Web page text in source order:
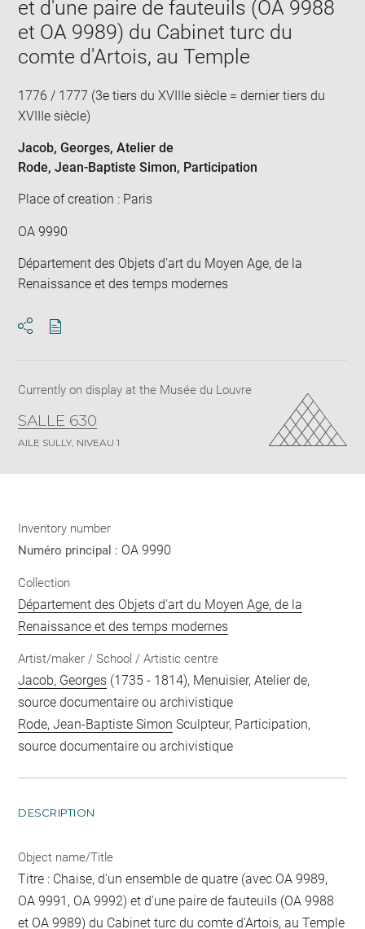
et d'une paire de fauteuils (OA 9988
et OA 9989) du Cabinet turc du
comte d'Artois, au Temple
1776 / 1777 (3e tiers du XVIIIe siècle = dernier tiers du
XVIIIe siècle)
Jacob, Georges, Atelier de
Rode, Jean-Baptiste Simon, Participation
Place of creation : Paris
OA 9990
Département des Objets d'art du Moyen Age, de la
Renaissance et des temps modernes
Currently on display at the Musée du Louvre
SALLE 630
AILE SULLY, NIVEAU 1
Inventory number
Numéro principal : OA 9990
Collection
Département des Objets d'art du Moyen Age, de la
Renaissance et des temps modernes
Artist/maker / School / Artistic centre
Jacob, Georges (1735 - 1814), Menuisier, Atelier de,
source documentaire ou archivistique
Rode, Jean-Baptiste Simon Sculpteur, Participation,
source documentaire ou archivistique
DESCRIPTION
Object name/Title
Titre : Chaise, d'un ensemble de quatre (avec OA 9989,
OA 9991, OA 9992) et d'une paire de fauteuils (OA 9988
et OA 9989) du Cabinet turc du comte d'Artois, au Temple